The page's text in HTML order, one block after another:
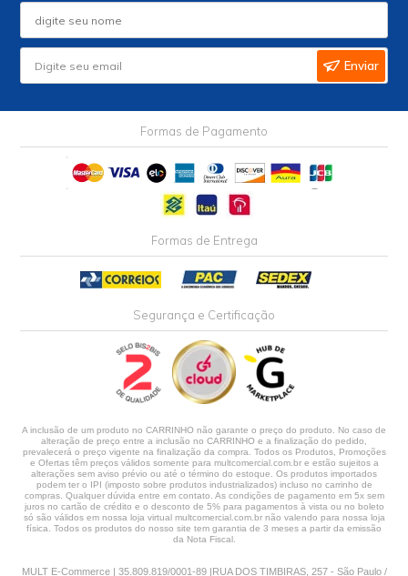
Enviar
Formas de Pagamento
Formas de Entrega
Segurança e Certificação
A inclusão de um produto no CARRINHO não garante o preço do produto. No caso de
alteração de preço entre a inclusão no CARRINHO e a finalização do pedido,
prevalecerá o preço vigente na finalização da compra. Todos os Produtos, Promoções
e Ofertas têm preços válidos somente para multcomercial.com.br e estão sujeitos a
alterações sem aviso prévio ou até o término do estoque. Os produtos importados
podem ter o IPI (imposto sobre produtos industrializados) incluso no carrinho de
compras. Qualquer dúvida entre em contato. As condições de pagamento em 5x sem
juros no cartão de crédito e o desconto de 5% para pagamentos à vista ou no boleto
só são válidos em nossa loja virtual multcomercial.com.br não valendo para nossa loja
física. Todos os produtos do nosso site tem garantia de 3 meses a partir da emissão
da Nota Fiscal.
MULT E-Commerce | 35.809.819/0001-89 |RUA DOS TIMBIRAS, 257 - São Paulo /